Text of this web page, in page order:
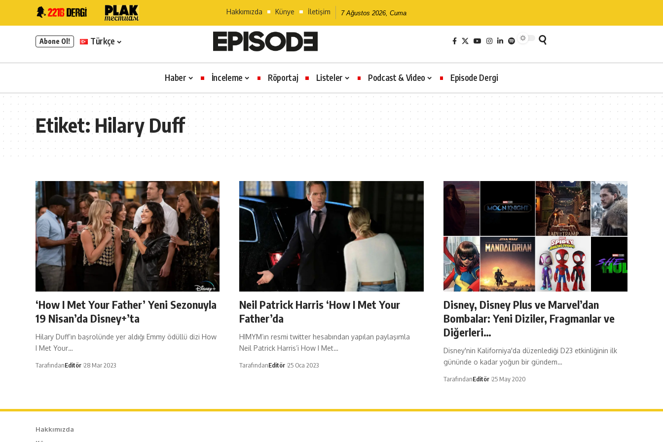
Hakkımızda Künye İletişim 7 Ağustos 2026, Cuma
Abone Ol! Türkçe
Haber İnceleme Röportaj Listeler Podcast & Video Episode Dergi
Etiket:Hilary Duff
‘How I Met Your Father’ Yeni Sezonuyla
19 Nisan’da Disney+’ta
Hilary Duff’ın başrolünde yer aldığı Emmy ödüllü dizi How
I Met Your…
TarafındanEditör 28 Mar 2023
Neil Patrick Harris ‘How I Met Your
Father’da
HIMYM’ın resmi twitter hesabından yapılan paylaşımla
Neil Patrick Harris’i How I Met…
TarafındanEditör 25 Oca 2023
Disney, Disney Plus ve Marvel’dan
Bombalar: Yeni Diziler, Fragmanlar ve
Diğerleri…
Disney'nin Kaliforniya'da düzenlediği D23 etkinliğinin ilk
gününde o kadar yoğun bir gündem…
TarafındanEditör 25 May 2020
Hakkımızda